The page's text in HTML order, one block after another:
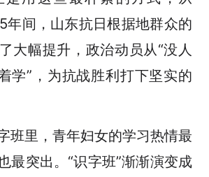
年间，山东抗日根据地群众的
大幅提升，政治动员从“没人
学”，为抗战胜利打下坚实的
班里，青年妇女的学习热情最
最突出。“识字班”渐渐演变成